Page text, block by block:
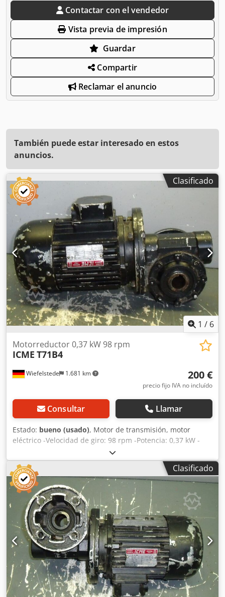
Contactar con el vendedor
Vista previa de impresión
Guardar
Compartir
Reclamar el anuncio
También puede estar interesado en estos
anuncios.
Clasificado
1 / 6
Wiefelstede 1.681 km
Motorreductor 0,37 kW 98 rpm
ICME T71B4
200 €
precio fijo IVA no incluído
Consultar Llamar
Estado: bueno (usado), Motor de transmisión, motor
eléctrico -Velocidad de giro: 98 rpm -Potencia: 0,37 kW -
Tipo de construcción: B5, angular -Diámetro del eje hueco:
Ø 15 mm -Grado de protección: IP 55 Djdpfxsb A Ntqo
Alfsck -Peso: 10 kg
Clasificado